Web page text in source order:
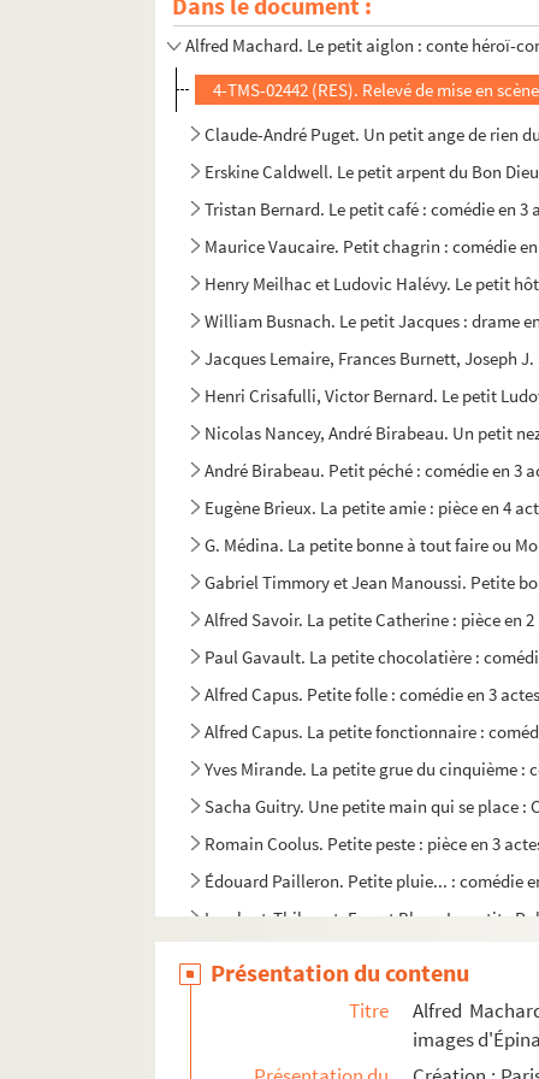
Henri Lavedan. Pétard : pièce en 3 actes.
Alfred Machard. Le petit aiglon : conte héroï-
4-TMS-02442 (RES). Relevé de mise en scène
Claude-André Puget. Un petit ange de rien
Erskine Caldwell. Le petit arpent du Bon
Tristan Bernard. Le petit café : comédie en 3
Maurice Vaucaire. Petit chagrin : comédie en
Henry Meilhac et Ludovic Halévy. Le petit
William Busnach. Le petit Jacques : drame
Jacques Lemaire, Frances Burnett, Joseph
Henri Crisafulli, Victor Bernard. Le petit
Nicolas Nancey, André Birabeau. Un petit
André Birabeau. Petit péché : comédie en 3
Eugène Brieux. La petite amie : pièce en 4
G. Médina. La petite bonne à tout faire ou
Gabriel Timmory et Jean Manoussi. Petite
Alfred Savoir. La petite Catherine : pièce en
Paul Gavault. La petite chocolatière :
Alfred Capus. Petite folle : comédie en 3
Alfred Capus. La petite fonctionnaire :
Yves Mirande. La petite grue du cinquième :
Sacha Guitry. Une petite main qui se place :
Romain Coolus. Petite peste : pièce en 3
Édouard Pailleron. Petite pluie... : comédie
Lambert-Thiboust, Ernest Blum. La petite
Paul Armont, Marcel Gerbidon. Une petite
Paul de Pitray. Les petites filles modèles :
Présentation du contenu
Titre
Alfred
images